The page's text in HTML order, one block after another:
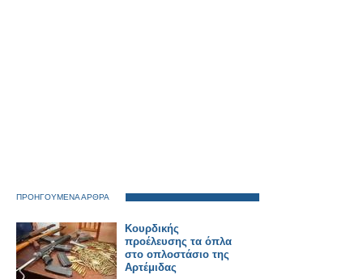
ΠΡΟΗΓΟΥΜΕΝΑ ΑΡΘΡΑ
Κουρδικής
προέλευσης τα όπλα
στο οπλοστάσιο της
Αρτέμιδας